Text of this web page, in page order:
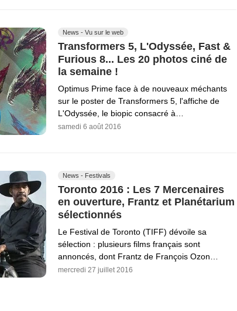
News - Vu sur le web
Transformers 5, L'Odyssée, Fast &
Furious 8... Les 20 photos ciné de
la semaine !
Optimus Prime face à de nouveaux méchants
sur le poster de Transformers 5, l'affiche de
L'Odyssée, le biopic consacré à…
samedi 6 août 2016
News - Festivals
Toronto 2016 : Les 7 Mercenaires
en ouverture, Frantz et Planétarium
sélectionnés
Le Festival de Toronto (TIFF) dévoile sa
sélection : plusieurs films français sont
annoncés, dont Frantz de François Ozon…
mercredi 27 juillet 2016